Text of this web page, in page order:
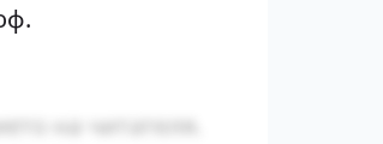
на читателя.